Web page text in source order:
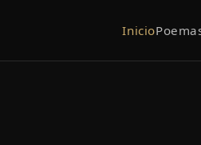
Inicio